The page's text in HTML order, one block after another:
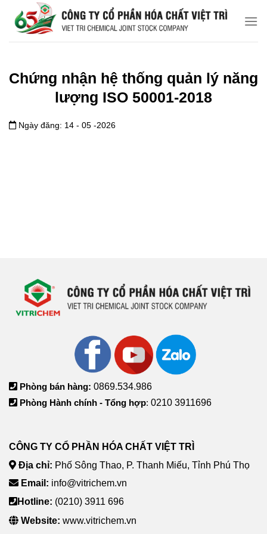
đến
Chứng nhận hệ thống quản lý năng
lượng ISO 50001-2018
Ngày đăng: 14 - 05 -2026
Phòng bán hàng: 0869.534.986
Phòng Hành chính - Tổng hợp: 0210 3911696
CÔNG TY CỔ PHẦN HÓA CHẤT VIỆT TRÌ
Địa chỉ: Phố Sông Thao, P. Thanh Miếu, Tỉnh Phú Thọ
Email: info@vitrichem.vn
Hotline: (0210) 3911 696
Website: www.vitrichem.vn